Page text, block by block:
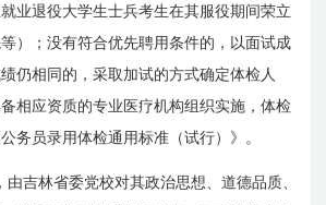
业退役大学生士兵考生在其服役期间荣立
）；没有符合优先聘用条件的，以面试成
仍相同的，采取加试的方式确定体检人
相应资质的专业医疗机构组织实施，体检
务员录用体检通用标准（试行）》。
由吉林省委党校对其政治思想、道德品质、